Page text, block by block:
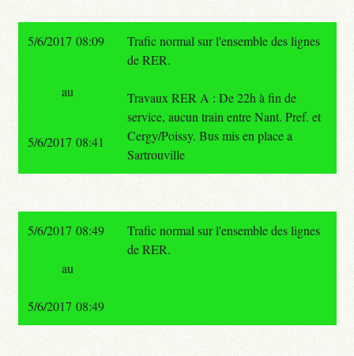
5/6/2017 08:09
Trafic normal sur l'ensemble des lignes
de RER.
Travaux RER A : De 22h à fin de
service, aucun train entre Nant. Pref. et
Cergy/Poissy. Bus mis en place a
Sartrouville
au
5/6/2017 08:41
5/6/2017 08:49
Trafic normal sur l'ensemble des lignes
de RER.
au
5/6/2017 08:49